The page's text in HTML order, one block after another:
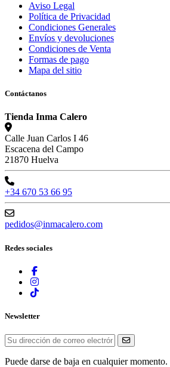
Aviso Legal
Política de Privacidad
Condiciones Generales
Envíos y devoluciones
Condiciones de Venta
Formas de pago
Mapa del sitio
Contáctanos
Tienda Inma Calero
Calle Juan Carlos I 46
Escacena del Campo
21870 Huelva
+34 670 53 66 95
pedidos@inmacalero.com
Redes sociales
Newsletter
Puede darse de baja en cualquier